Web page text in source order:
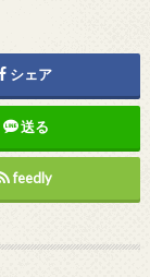
シェア
送る
feedly